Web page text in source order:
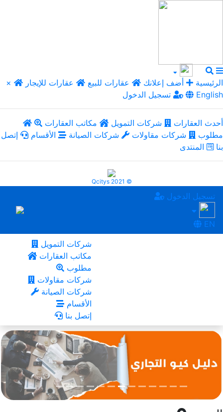
× الرئيسية أضف إعلانك عقارات للبيع
عقارات للإيجار
تسجيل الدخول
English
أحدث العقارات شركات التمويل
مكاتب العقارات
مطلوب
شركات مقاولات شركات الصيانة الأقسام
إتصل
بنا
المنتدى
Qcitys 2021 ©
تسجيل الدخول
EN
شركات التمويل
مكاتب العقارات
مطلوب
شركات مقاولات
شركات الصيانة
الأقسام
إتصل بنا